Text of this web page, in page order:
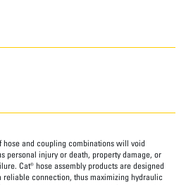
hose and coupling combinations will void
personal injury or death, property damage, or
Cat® hose assembly products are designed
reliable connection, thus maximizing hydraulic